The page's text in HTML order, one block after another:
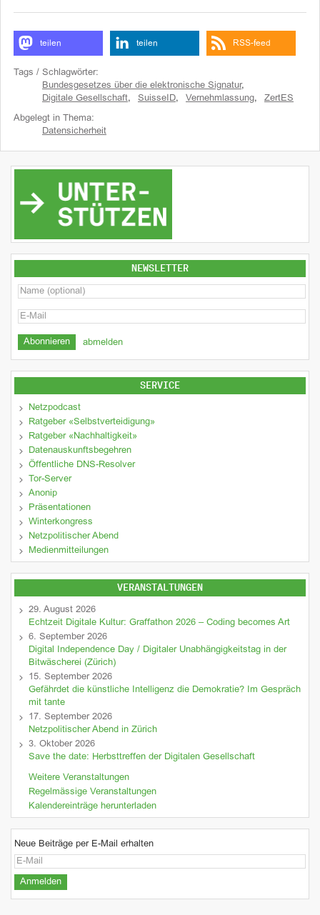
teilen teilen RSS-feed
Tags / Schlagwörter:
Bundesgesetzes über die elektronische Signatur,
Digitale Gesellschaft, SuisseID, Vernehmlassung, ZertES
Abgelegt in Thema:
Datensicherheit
NEWSLETTER
abmelden
SERVICE
Netzpodcast
Ratgeber «Selbstverteidigung»
Ratgeber «Nachhaltigkeit»
Datenauskunftsbegehren
Öffentliche DNS-Resolver
Tor-Server
Anonip
Präsentationen
Winterkongress
Netzpolitischer Abend
Medienmitteilungen
VERANSTALTUNGEN
29. August 2026
Echtzeit Digitale Kultur: Graffathon 2026 – Coding becomes Art
6. September 2026
Digital Independence Day / Digitaler Unabhängigkeitstag in der
Bitwäscherei (Zürich)
15. September 2026
Gefährdet die künstliche Intelligenz die Demokratie? Im Gespräch
mit tante
17. September 2026
Netzpolitischer Abend in Zürich
3. Oktober 2026
Save the date: Herbsttreffen der Digitalen Gesellschaft
Weitere Veranstaltungen
Regelmässige Veranstaltungen
Kalendereinträge herunterladen
Neue Beiträge per E-Mail erhalten